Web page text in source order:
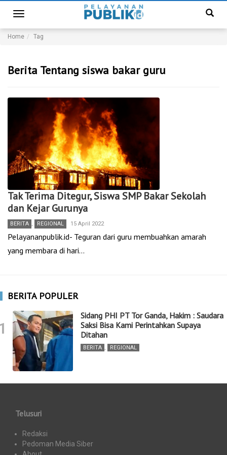
Toggle
navigation
Home Tag
Berita Tentang siswa bakar guru
Tak Terima Ditegur, Siswa SMP Bakar Sekolah
dan Kejar Gurunya
BERITA , REGIONAL 15 April 2022
Pelayananpublik.id- Teguran dari guru membuahkan amarah
yang membara di hari…
BERITA POPULER
Sidang PHI PT Tor Ganda, Hakim : Saudara
Saksi Bisa Kami Perintahkan Supaya
Ditahan
BERITA , REGIONAL
Telusuri
Redaksi
Pedoman Media Siber